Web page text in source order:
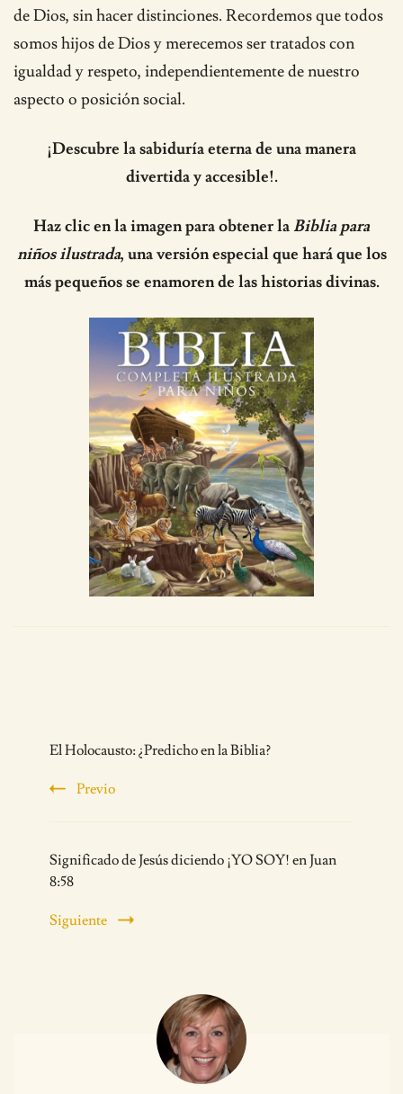
de Dios, sin hacer distinciones. Recordemos que todos
somos hijos de Dios y merecemos ser tratados con
igualdad y respeto, independientemente de nuestro
aspecto o posición social.
¡Descubre la sabiduría eterna de una manera
divertida y accesible!.
Haz clic en la imagen para obtener laBiblia para
niños ilustrada, una versión especial que hará que los
más pequeños se enamoren de las historias divinas.
Navigation
El Holocausto: ¿Predicho en la Biblia?
Previo
Significado de Jesús diciendo ¡YO SOY! en Juan
8:58
Siguiente